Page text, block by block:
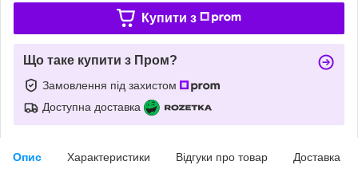
Купити з
Що таке купити з Пром?
Замовлення під захистом
Доступна доставка
Опис Характеристики Відгуки про товар Доставка